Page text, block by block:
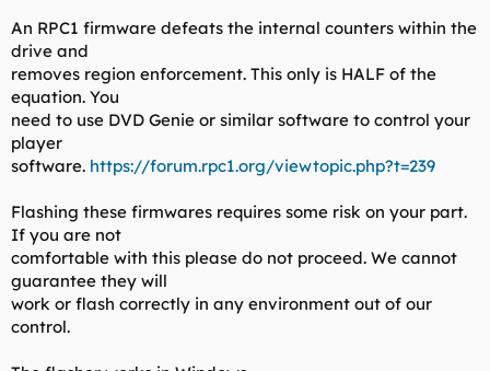
An RPC1 firmware defeats the internal counters within the
drive and
removes region enforcement. This only is HALF of the
equation. You
need to use DVD Genie or similar software to control your
player
software. https://forum.rpc1.org/viewtopic.php?t=239
Flashing these firmwares requires some risk on your part.
If you are not
comfortable with this please do not proceed. We cannot
guarantee they will
work or flash correctly in any environment out of our
control.